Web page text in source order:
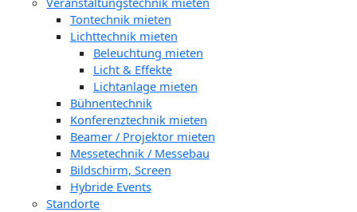
Tontechnik mieten
Lichttechnik mieten
Beleuchtung mieten
Licht & Effekte
Lichtanlage mieten
Bühnentechnik
Konferenztechnik mieten
Beamer / Projektor mieten
Messetechnik / Messebau
Bildschirm, Screen
Hybride Events
Standorte